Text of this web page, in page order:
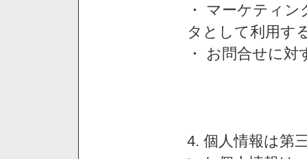
・ マーケティ
タとして利用す
・ お問合せに
4. 個人情報は第